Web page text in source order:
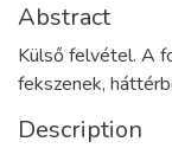
Abstract
Külső felvétel. A
fekszenek,
Description